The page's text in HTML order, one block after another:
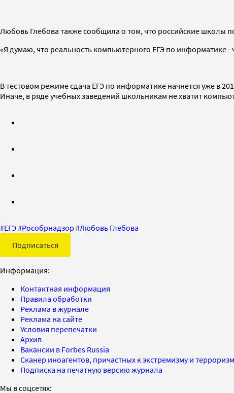
Любовь Глебова также сообщила о том, что российские школы
«Я думаю, что реальность компьютерного ЕГЭ по информатике -
В тестовом режиме сдача ЕГЭ по информатике начнется уже в
Иначе, в ряде учебных заведений школьникам не хватит
#ЕГЭ#Рособрнадзор #Любовь Глебова
Подписаться
Информация:
Контактная информация
Правила обработки
Реклама в журнале
Реклама на сайте
Условия перепечатки
Архив
Вакансии в Forbes Russia
Сканер иноагентов, причастных к экстремизму и
Подписка на печатную версию журнала
Мы в соцсетях: